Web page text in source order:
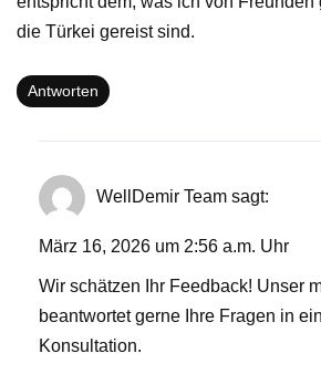
die Türkei gereist sind.
Antworten
WellDemir Team sagt:
März 16, 2026 um 2:56 a.m. Uhr
Wir schätzen Ihr Feedback! Unser
beantwortet gerne Ihre Fragen in
Konsultation.